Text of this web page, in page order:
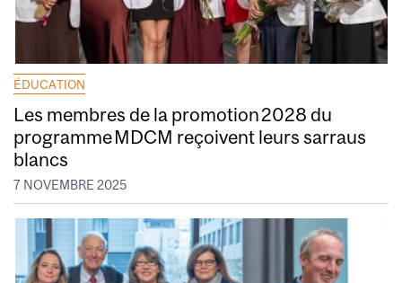
ÉDUCATION
Les membres de la promotion 2028 du
programme MDCM reçoivent leurs sarraus
blancs
7 NOVEMBRE 2025